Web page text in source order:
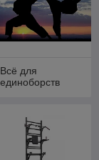
Всё для
единоборств